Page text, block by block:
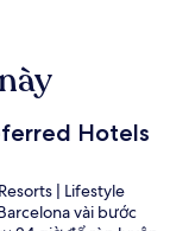
Hotels
| Lifestyle
vài bước